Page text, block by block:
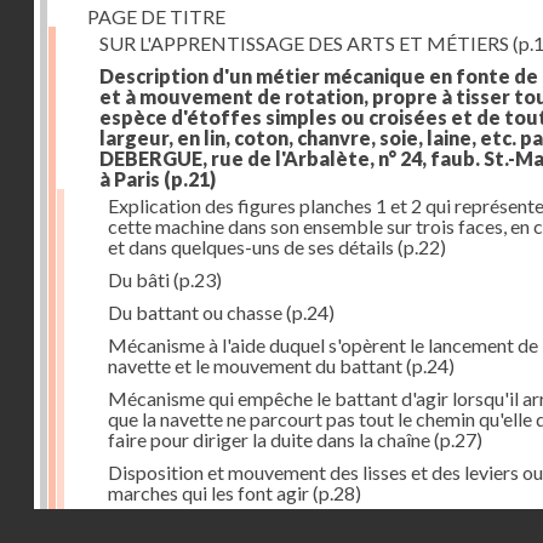
PAGE DE TITRE
SUR L'APPRENTISSAGE DES ARTS ET MÉTIERS
Description d'un métier mécanique en fonte
et à mouvement de rotation, propre à tisser
espèce d'étoffes simples ou croisées et de
largeur, en lin, coton, chanvre, soie, laine, etc.
DEBERGUE, rue de l'Arbalète, n° 24, faub. St.-
à Paris (p.21)
Explication des figures planches 1 et 2 qui
cette machine dans son ensemble sur trois faces, en
et dans quelques-uns de ses détails (p.22)
Du bâti(p.23)
Du battant ou chasse(p.24)
Mécanisme à l'aide duquel s'opèrent le lancement de
navette et le mouvement du battant(p.24)
Mécanisme qui empêche le battant d'agir lorsqu'il
que la navette ne parcourt pas tout le chemin qu'elle
faire pour diriger la duite dans la chaîne(p.27)
Disposition et mouvement des lisses et des leviers ou
marches qui les font agir(p.28)